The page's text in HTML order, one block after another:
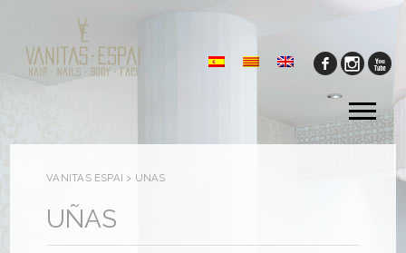
VANITAS ESPAI > UÑAS
UÑAS